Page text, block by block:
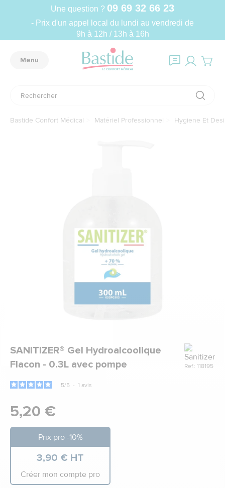
Une question ? 09 69 32 66 23
- Prix d'un appel local du lundi au vendredi de
9h à 12h / 13h à 16h
Menu
Bastide Confort Médical Matériel Professionnel Hygiene Et
SANITIZER® Gel Hydroalcoolique
Flacon - 0.3L avec pompe
Marque
Ref.: 118195
5/5 - 1 avis
5,20 €
Prix pro -10%
3,90 € HT
Créer mon compte pro